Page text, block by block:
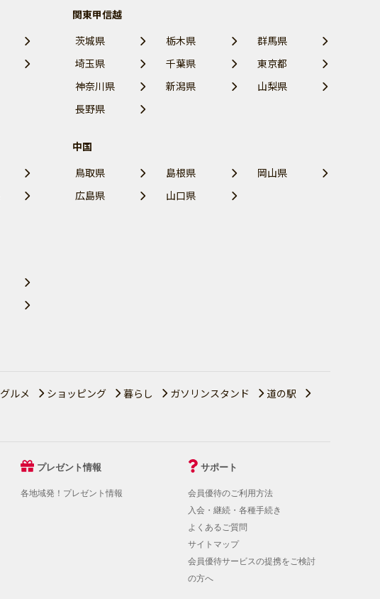
関東甲信越
茨城県
栃木県
群馬県
埼玉県
千葉県
東京都
神奈川県
新潟県
山梨県
長野県
中国
鳥取県
島根県
岡山県
広島県
山口県
グルメ ショッピング 暮らし ガソリンスタンド
道の駅
プレゼント情報
各地域発！プレゼント情報
サポート
会員優待のご利用方法
入会・継続・各種手続き
よくあるご質問
サイトマップ
会員優待サービスの提携をご検討
の方へ